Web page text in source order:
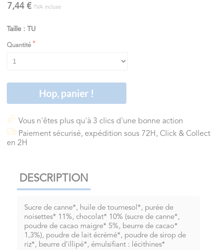
7,44 € TVA incluse
Taille : TU
Quantité
Hop, panier !
Vous n'êtes plus qu'à 3 clics d'une bonne action
Paiement sécurisé, expédition sous 72H, Click & Collect
en 2H
DESCRIPTION
Sucre de canne*, huile de tournesol*, purée de
noisettes* 11%, chocolat* 10% (sucre de canne*,
poudre de cacao maigre* 5%, beurre de cacao*
1,3%), poudre de lait écrémé*, poudre de sirop de
riz*, beurre d'illipé*, émulsifiant : lécithines*